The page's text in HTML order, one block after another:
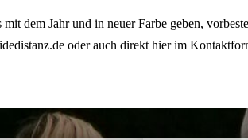
dem Jahr und in neuer Farbe geben,
oder auch direkt hier im